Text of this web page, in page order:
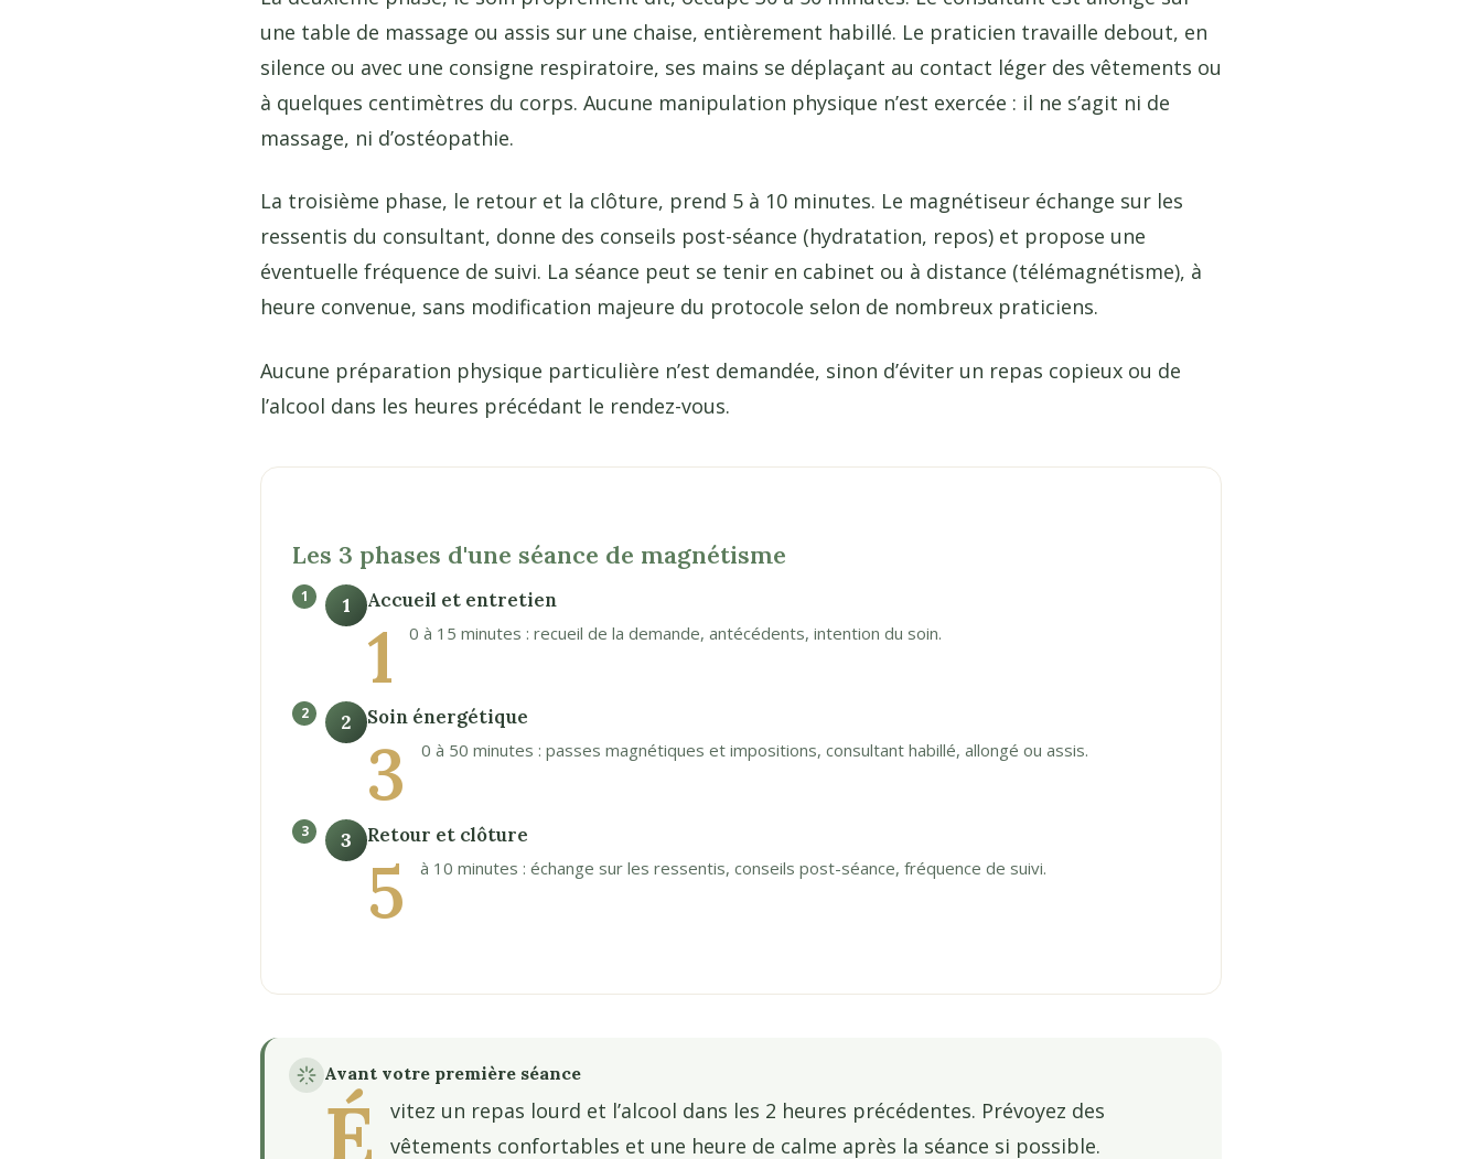
une table de massage ou assis sur une chaise, entièrement habillé. Le praticien travaille debout, en
silence ou avec une consigne respiratoire, ses mains se déplaçant au contact léger des vêtements ou
à quelques centimètres du corps. Aucune manipulation physique n’est exercée : il ne s’agit ni de
massage, ni d’ostéopathie.
La troisième phase, le retour et la clôture, prend 5 à 10 minutes. Le magnétiseur échange sur les
ressentis du consultant, donne des conseils post-séance (hydratation, repos) et propose une
éventuelle fréquence de suivi. La séance peut se tenir en cabinet ou à distance (télémagnétisme), à
heure convenue, sans modification majeure du protocole selon de nombreux praticiens.
Aucune préparation physique particulière n’est demandée, sinon d’éviter un repas copieux ou de
l’alcool dans les heures précédant le rendez-vous.
Les 3 phases d'une séance de magnétisme
1 Accueil et entretien
1 0 à 15 minutes : recueil de la demande, antécédents, intention du soin.
2 Soin énergétique
3 0 à 50 minutes : passes magnétiques et impositions, consultant habillé, allongé ou assis.
3 Retour et clôture
5 à 10 minutes : échange sur les ressentis, conseils post-séance, fréquence de suivi.
Avant votre première séance
É
vitez un repas lourd et l’alcool dans les 2 heures précédentes. Prévoyez des
vêtements confortables et une heure de calme après la séance si possible.